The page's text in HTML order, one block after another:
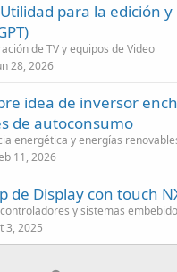
para la edición
de TV y equipos de Video
28, 2026
idea de inversor
de autoconsumo
energética y energías
11, 2026
de Display con touch
y sistemas
3, 2025